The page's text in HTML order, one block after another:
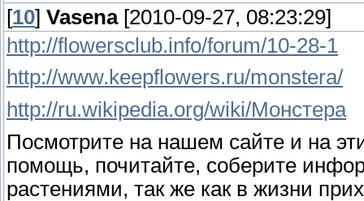
[10] Vasena[2010-09-27, 08:23:29]
http://flowersclub.info/forum/10-28-1
http://www.keepflowers.ru/monstera/
http://ru.wikipedia.org/wiki/Монстера
Посмотрите на нашем сайте и на
помощь, почитайте, соберите
растениями, так же как в жизни